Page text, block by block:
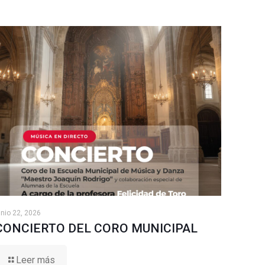
22, 2026
DEL CORO MUNICIPAL
Leer más